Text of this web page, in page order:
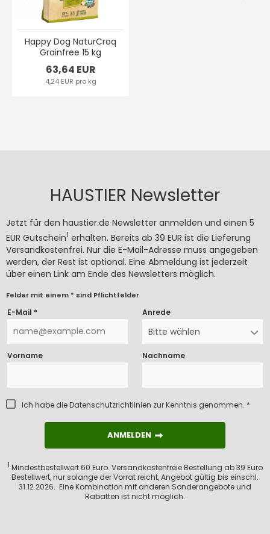
Happy Dog NaturCroq
Grainfree 15 kg
63,64 EUR
4,24 EUR pro kg
HAUSTIER Newsletter
Jetzt für den haustier.de Newsletter anmelden und einen 5
EUR Gutschein1 erhalten. Bereits ab 39 EUR ist die Lieferung
Versandkostenfrei. Nur die E-Mail-Adresse muss angegeben
werden, der Rest ist optional. Eine Abmeldung ist jederzeit
über einen Link am Ende des Newsletters möglich.
Felder mit einem * sind Pflichtfelder
E-Mail * Anrede
Bitte wählen
Vorname Nachname
Ich habe dieDatenschutzrichtlinien zur Kenntnis genommen. *
ANMELDEN
ANMELDEN
1 Mindestbestellwert 60 Euro. Versandkostenfreie Bestellung ab 39 Euro
Bestellwert, nur solange der Vorrat reicht, Angebot gültig bis einschl.
31.12.2026. Eine Kombination mit anderen Sonderangebote und
Rabatten ist nicht möglich.